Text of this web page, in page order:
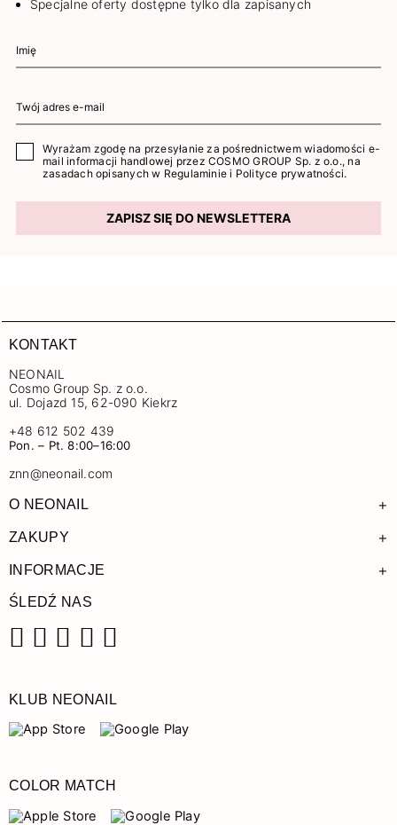
Specjalne oferty dostępne tylko dla zapisanych
Wyrażam zgodę na przesyłanie za pośrednictwem wiadomości e-
mail informacji handlowej przez COSMO GROUP Sp. z o.o., na
zasadach opisanych w Regulaminie i Polityce prywatności.
ZAPISZ SIĘ DO NEWSLETTERA
KONTAKT
NEONAIL
Cosmo Group Sp. z o.o.
ul. Dojazd 15, 62-090 Kiekrz
+48 612 502 439
Pon. – Pt. 8:00–16:00
znn@neonail.com
O NEONAIL +
ZAKUPY +
INFORMACJE +
ŚLEDŹ NAS
KLUB NEONAIL
COLOR MATCH